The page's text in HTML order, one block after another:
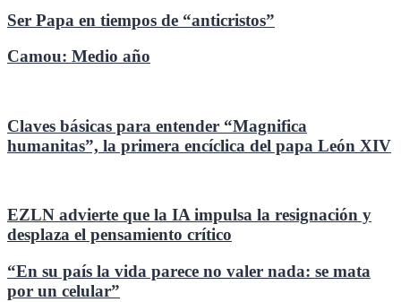
Ser Papa en tiempos de “anticristos”
Camou: Medio año
Claves básicas para entender “Magnifica
humanitas”, la primera encíclica del papa León XIV
EZLN advierte que la IA impulsa la resignación y
desplaza el pensamiento crítico
“En su país la vida parece no valer nada: se mata
por un celular”